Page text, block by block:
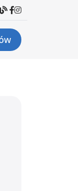
BlogFacebook
Instagram